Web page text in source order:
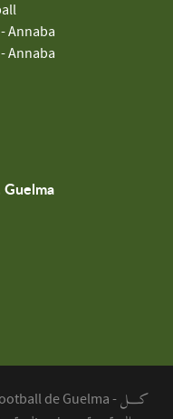
Annaba
Annaba
Guelma
de Guelma - كـــل